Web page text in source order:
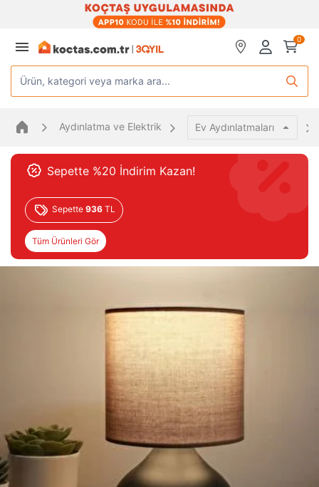
0
Ürün, kategori veya marka ara...
Aydınlatma ve Elektrik Ev Aydınlatmaları
Sepette %20 İndirim Kazan!
Sepette 936 TL
Tüm Ürünleri Gör